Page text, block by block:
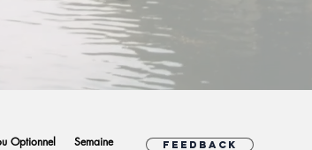
Optionnel Semaine Feedback